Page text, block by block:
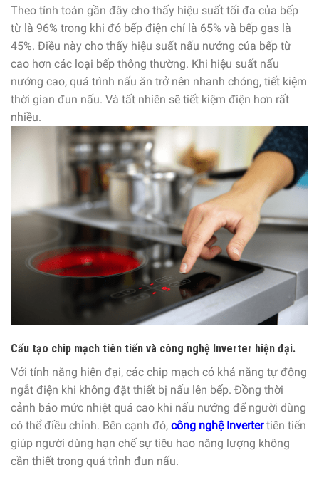
Theo tính toán gần đây cho thấy hiệu suất tối đa của bếp
từ là 96% trong khi đó bếp điện chỉ là 65% và bếp gas là
45%. Điều này cho thấy hiệu suất nấu nướng của bếp từ
cao hơn các loại bếp thông thường. Khi hiệu suất nấu
nướng cao, quá trình nấu ăn trở nên nhanh chóng, tiết kiệm
thời gian đun nấu. Và tất nhiên sẽ tiết kiệm điện hơn rất
nhiều.
Cấu tạo chip mạch tiên tiến và công nghệ Inverter hiện đại.
Với tính năng hiện đại, các chip mạch có khả năng tự động
ngắt điện khi không đặt thiết bị nấu lên bếp. Đồng thời
cảnh báo mức nhiệt quá cao khi nấu nướng để người dùng
có thể điều chỉnh. Bên cạnh đó, công nghệ Invertertiên tiến
giúp người dùng hạn chế sự tiêu hao năng lượng không
cần thiết trong quá trình đun nấu.